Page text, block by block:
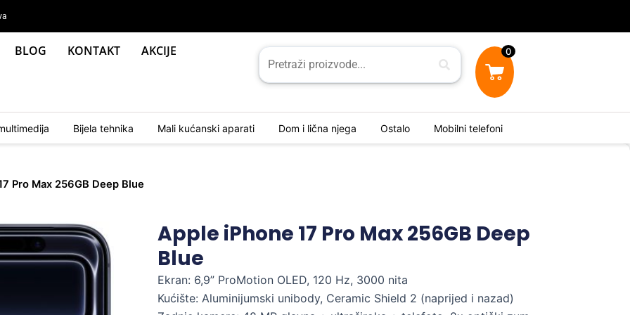
BLOG KONTAKT AKCIJE 0
Bijela tehnika Mali kućanski aparati Dom i lična njega Ostalo Mobilni telefoni
Pro Max 256GB Deep Blue
Apple iPhone 17 Pro Max 256GB Deep
Blue
Ekran: 6,9” ProMotion OLED, 120 Hz, 3000 nita
Kućište: Aluminijumski unibody, Ceramic Shield 2 (naprijed i nazad)